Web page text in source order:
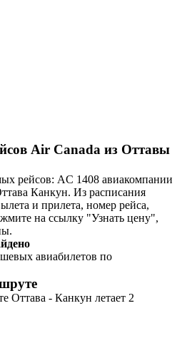
Air Canada из Оттавы
рейсов: AC 1408 авиакомпании
Канкун. Из расписания
и прилета, номер рейса,
на ссылку "Узнать цену",
авиабилетов по
Оттава - Канкун летает 2